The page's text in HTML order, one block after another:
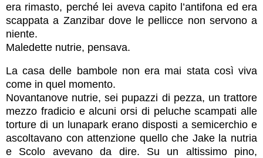
era rimasto, perché lei aveva capito l’antifona ed era
scappata a Zanzibar dove le pellicce non servono a
niente.
Maledette nutrie, pensava.
La casa delle bambole non era mai stata così viva
come in quel momento.
Novantanove nutrie, sei pupazzi di pezza, un trattore
mezzo fradicio e alcuni orsi di peluche scampati alle
torture di un lunapark erano disposti a semicerchio e
ascoltavano con attenzione quello che Jake la nutria
e Scolo avevano da dire. Su un altissimo pino,